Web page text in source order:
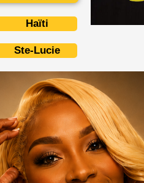
Haïti
Ste-Lucie